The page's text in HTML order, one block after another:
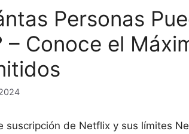
Personas
– Conoce el
suscripción de Netflix y sus límites